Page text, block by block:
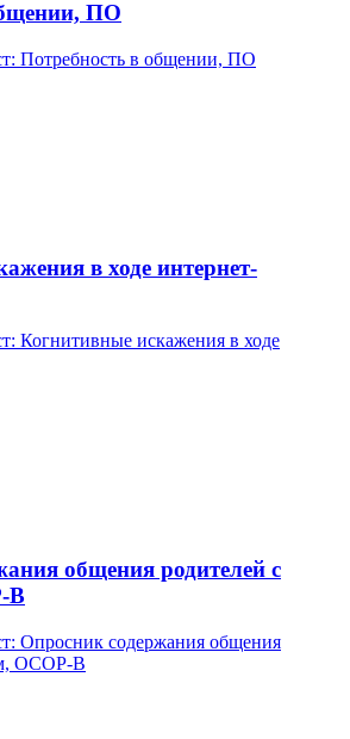
ПО
Потребность в общении, ПО
в ходе интернет-
Когнитивные искажения в ходе
общения родителей с
В
Опросник содержания общения
ОСОР-В